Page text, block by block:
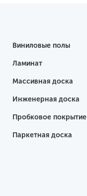
Виниловые полы
Ламинат
Массивная доска
Инженерная доска
Пробковое покрытие
Паркетная доска